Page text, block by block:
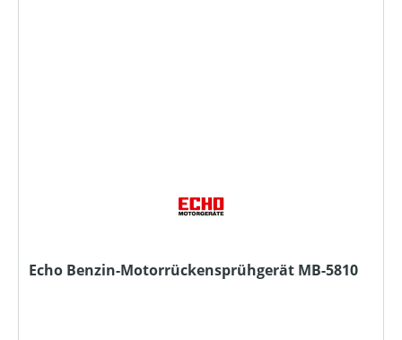
Echo Benzin-Motorrückensprühgerät MB-5810